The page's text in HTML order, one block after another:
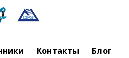
Контакты Блог